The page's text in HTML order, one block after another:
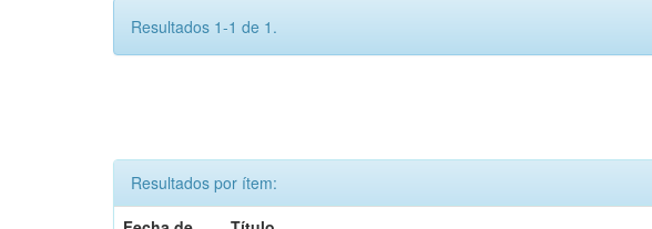
Resultados 1-1 de 1.
Resultados por ítem: